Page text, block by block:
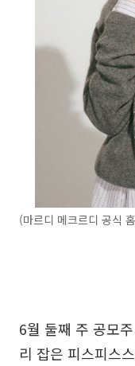
(마르디 메크르디 공식
6월 둘째 주 공모
리 잡은 피스피스